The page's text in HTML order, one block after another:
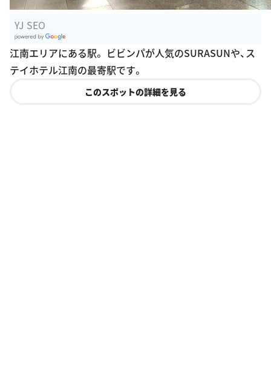
YJ SEO
oogle Plac
es
江南エリアにある駅。 ビビンパが人気のSURASUNや、ス
テイホテル江南の最寄駅です。
このスポットの詳細を見る